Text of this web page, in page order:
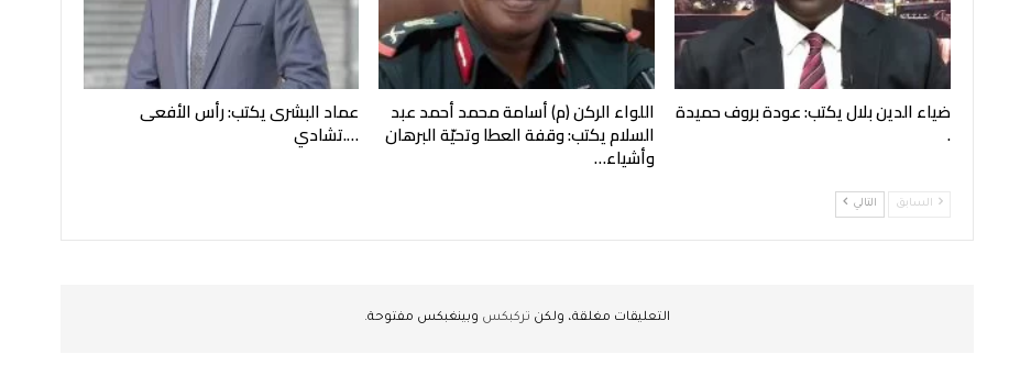
ضياء الدين بلال يكتب: عودة بروف حميدة
.
اللواء الركن (م) أسامة محمد أحمد عبد
السلام يكتب: وقفة العطا وتحيّة البرهان
وأشياء…
عماد البشرى يكتب: رأس الأفعى
….تشادي
السابق التالي
التعليقات مغلقة، ولكن تركبكس وبينغبكس مفتوحة.